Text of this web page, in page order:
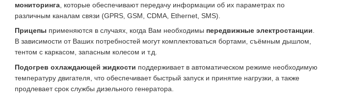
мониторинга , которые обеспечивают передачу информации об их параметрах по
различным каналам связи (GPRS, GSM, CDMA, Ethernet, SMS).
Прицепы применяются в случаях, когда Вам необходимы передвижные электростанции.
В зависимости от Ваших потребностей могут комплектоваться бортами, съёмным дышлом,
тентом с каркасом, запасным колесом и т.д.
Подогрев охлаждающей жидкости поддерживает в автоматическом режиме необходимую
температуру двигателя, что обеспечивает быстрый запуск и принятие нагрузки, а также
продлевает срок службы дизельного генератора.